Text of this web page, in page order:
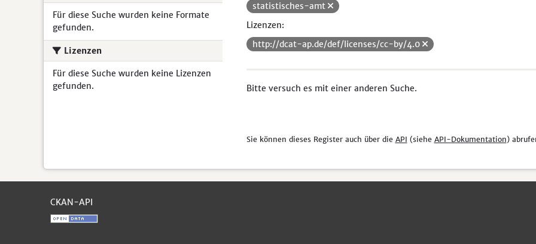
Für diese Suche wurden keine Formate
gefunden.
Lizenzen
Für diese Suche wurden keine Lizenzen
gefunden.
statistisches-amt
Lizenzen:
http://dcat-ap.de/def/licenses/cc-by/4.0
Bitte versuch es mit einer anderen Suche.
Sie können dieses Register auch über die API (siehe API-Dokumentation)
CKAN-API